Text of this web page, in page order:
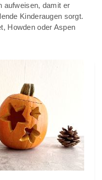
aufweisen, damit er
Kinderaugen sorgt.
Howden oder Aspen